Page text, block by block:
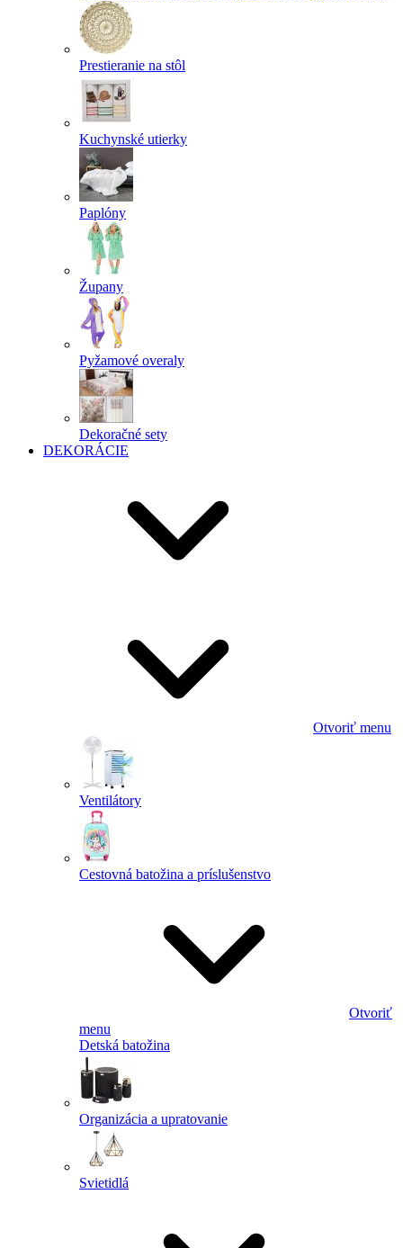
Prestieranie na stôl
Kuchynské utierky
Paplóny
Župany
Pyžamové overaly
Dekoračné sety
DEKORÁCIE
Otvoriť menu
Ventilátory
Cestovná batožina a príslušenstvo
Otvoriť
menu
Detská batožina
Organizácia a upratovanie
Svietidlá